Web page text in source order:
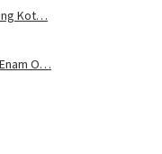
Kot…
O…